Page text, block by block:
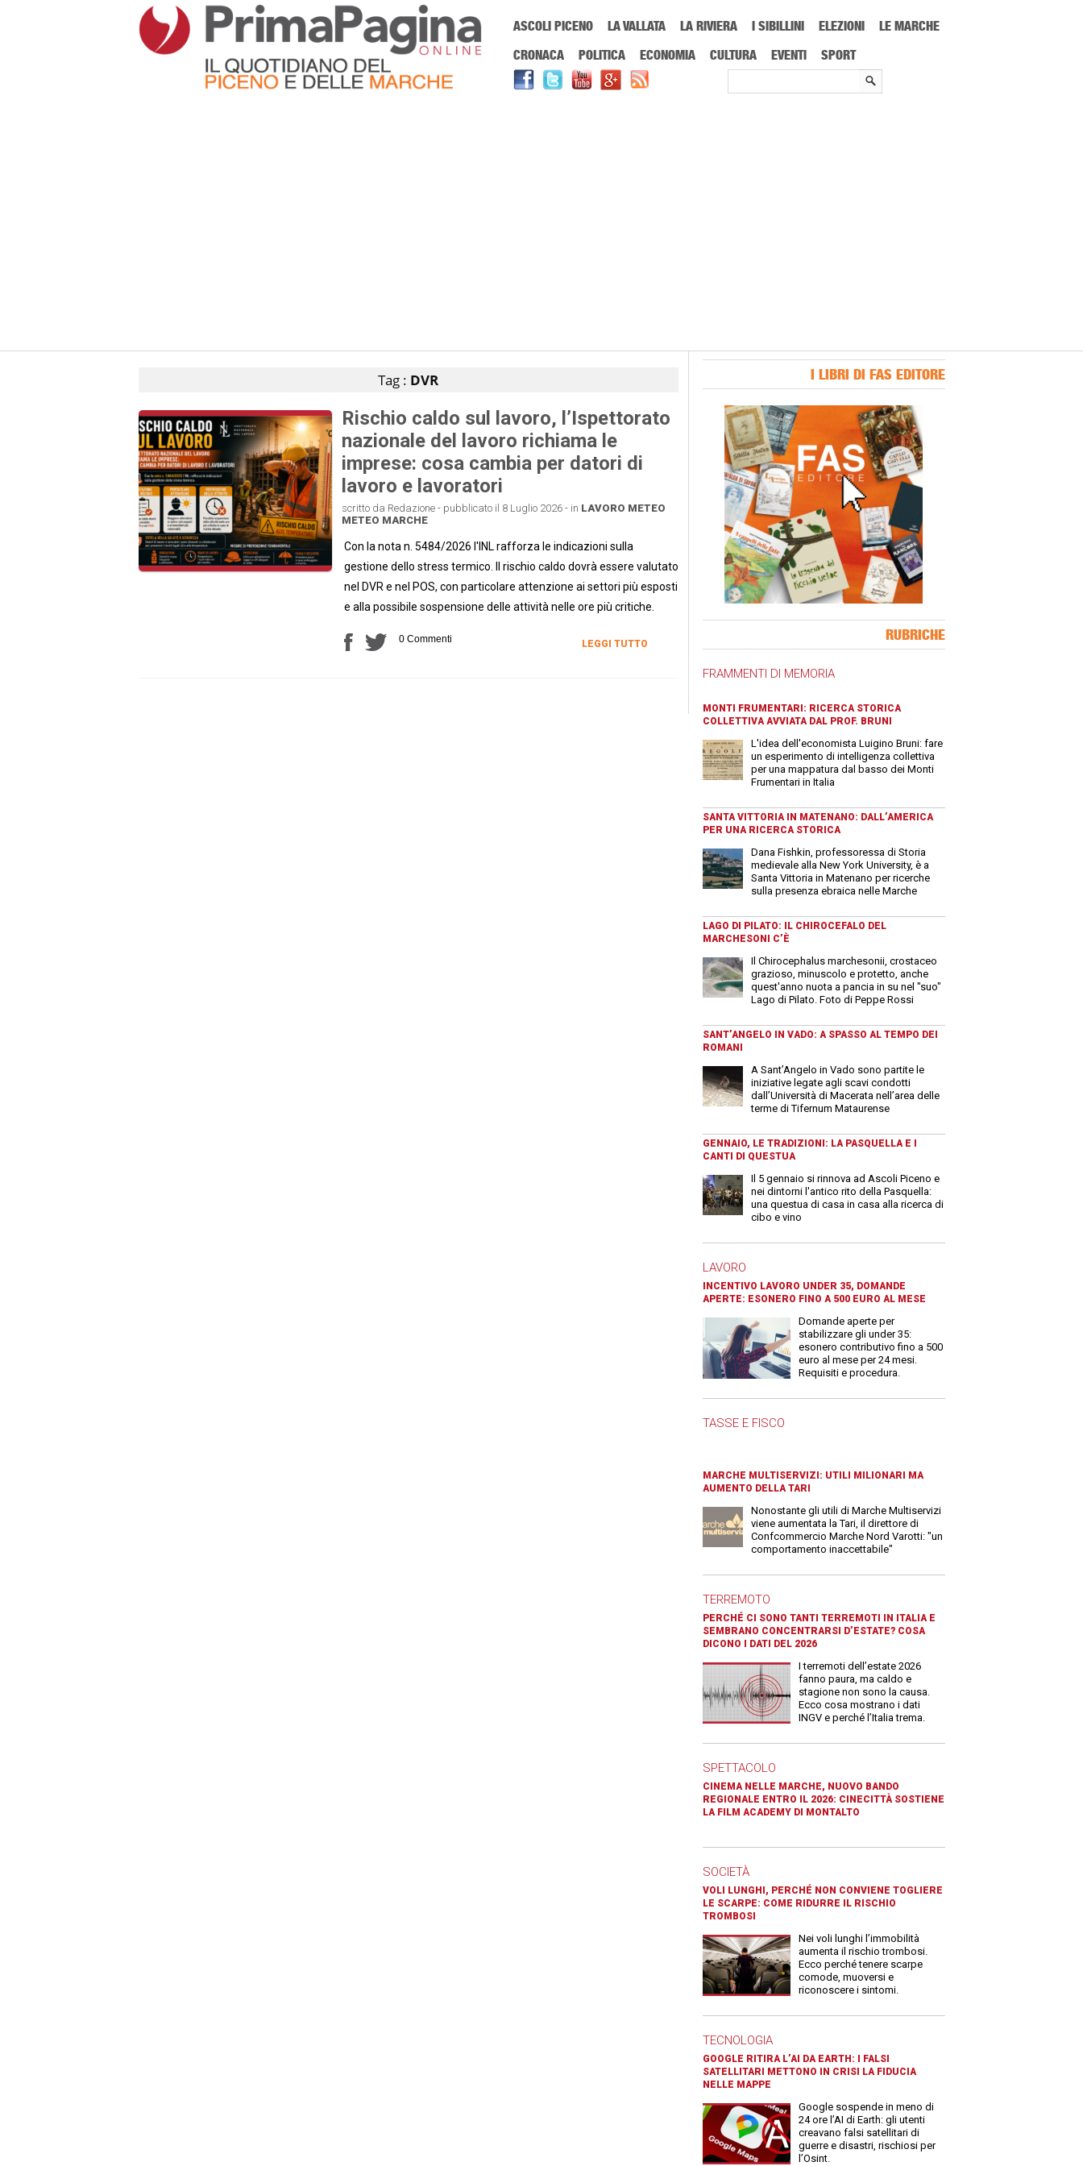
ASCOLI PICENO LA VALLATA LA RIVIERA I SIBILLINI ELEZIONI
LE MARCHE
CRONACA
POLITICA ECONOMIA CULTURA EVENTI SPORT
Tag : DVR
Rischio caldo sul lavoro, l’Ispettorato
nazionale del lavoro richiama le
imprese: cosa cambia per datori di
lavoro e lavoratori
scritto da Redazione - pubblicato il 8 Luglio 2026 - in LAVORO METEO
METEO MARCHE
Con la nota n. 5484/2026 l'INL rafforza le indicazioni sulla
gestione dello stress termico. Il rischio caldo dovrà essere valutato
nel DVR e nel POS, con particolare attenzione ai settori più esposti
e alla possibile sospensione delle attività nelle ore più critiche.
0 Commenti LEGGI TUTTO
I LIBRI DI FAS EDITORE
RUBRICHE
FRAMMENTI DI MEMORIA
MONTI FRUMENTARI: RICERCA STORICA
COLLETTIVA AVVIATA DAL PROF. BRUNI
L'idea dell'economista Luigino Bruni: fare
un esperimento di intelligenza collettiva
per una mappatura dal basso dei Monti
Frumentari in Italia
SANTA VITTORIA IN MATENANO: DALL’AMERICA
PER UNA RICERCA STORICA
Dana Fishkin, professoressa di Storia
medievale alla New York University, è a
Santa Vittoria in Matenano per ricerche
sulla presenza ebraica nelle Marche
LAGO DI PILATO: IL CHIROCEFALO DEL
MARCHESONI C’È
Il Chirocephalus marchesonii, crostaceo
grazioso, minuscolo e protetto, anche
quest'anno nuota a pancia in su nel "suo"
Lago di Pilato. Foto di Peppe Rossi
SANT’ANGELO IN VADO: A SPASSO AL TEMPO DEI
ROMANI
A Sant’Angelo in Vado sono partite le
iniziative legate agli scavi condotti
dall’Università di Macerata nell’area delle
terme di Tifernum Mataurense
GENNAIO, LE TRADIZIONI: LA PASQUELLA E I
CANTI DI QUESTUA
Il 5 gennaio si rinnova ad Ascoli Piceno e
nei dintorni l'antico rito della Pasquella:
una questua di casa in casa alla ricerca di
cibo e vino
LAVORO
INCENTIVO LAVORO UNDER 35, DOMANDE
APERTE: ESONERO FINO A 500 EURO AL MESE
Domande aperte per
stabilizzare gli under 35:
esonero contributivo fino a 500
euro al mese per 24 mesi.
Requisiti e procedura.
TASSE E FISCO
MARCHE MULTISERVIZI: UTILI MILIONARI MA
AUMENTO DELLA TARI
Nonostante gli utili di Marche Multiservizi
viene aumentata la Tari, il direttore di
Confcommercio Marche Nord Varotti: "un
comportamento inaccettabile"
TERREMOTO
PERCHÉ CI SONO TANTI TERREMOTI IN ITALIA E
SEMBRANO CONCENTRARSI D’ESTATE? COSA
DICONO I DATI DEL 2026
I terremoti dell’estate 2026
fanno paura, ma caldo e
stagione non sono la causa.
Ecco cosa mostrano i dati
INGV e perché l’Italia trema.
SPETTACOLO
CINEMA NELLE MARCHE, NUOVO BANDO
REGIONALE ENTRO IL 2026: CINECITTÀ SOSTIENE
LA FILM ACADEMY DI MONTALTO
SOCIETÀ
VOLI LUNGHI, PERCHÉ NON CONVIENE TOGLIERE
LE SCARPE: COME RIDURRE IL RISCHIO
TROMBOSI
Nei voli lunghi l’immobilità
aumenta il rischio trombosi.
Ecco perché tenere scarpe
comode, muoversi e
riconoscere i sintomi.
TECNOLOGIA
GOOGLE RITIRA L’AI DA EARTH: I FALSI
SATELLITARI METTONO IN CRISI LA FIDUCIA
NELLE MAPPE
Google sospende in meno di
24 ore l’AI di Earth: gli utenti
creavano falsi satellitari di
guerre e disastri, rischiosi per
l’Osint.